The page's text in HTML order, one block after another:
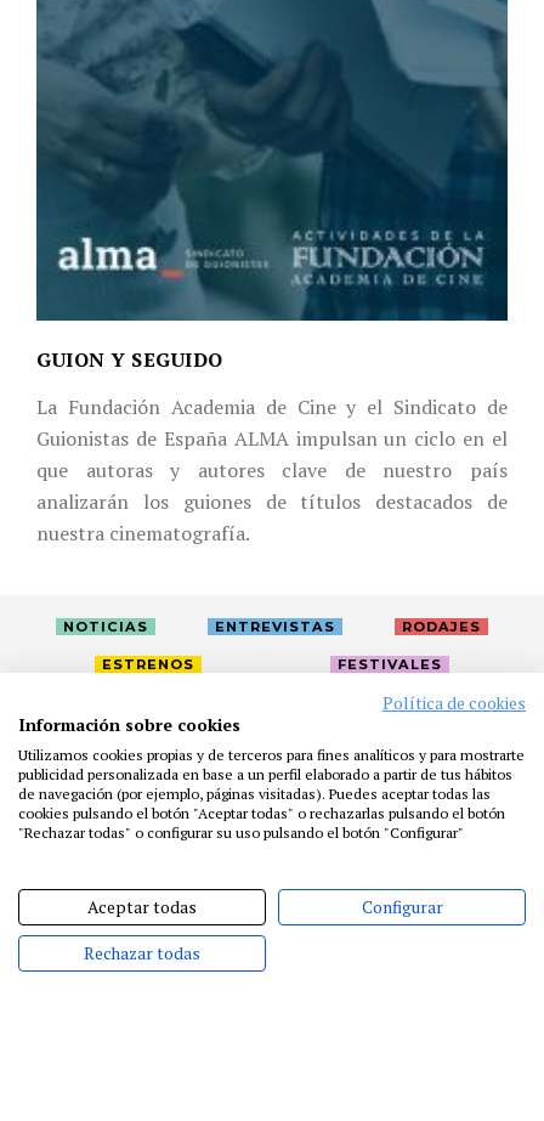
GUION Y SEGUIDO
La Fundación Academia de Cine y el Sindicato de
Guionistas de España ALMA impulsan un ciclo en el
que autoras y autores clave de nuestro país
analizarán los guiones de títulos destacados de
nuestra cinematografía.
NOTICIAS ENTREVISTAS RODAJES
ESTRENOS FESTIVALES
PRENSA
FUNDACIÓN RESIDENCIAS
AYUDAS
BIBLIOTECA
PUBLICACIONES
CONTACTO
Política de cookies
Información sobre cookies
Utilizamos cookies propias y de terceros para fines analíticos y para mostrarte
publicidad personalizada en base a un perfil elaborado a partir de tus hábitos
de navegación (por ejemplo, páginas visitadas). Puedes aceptar todas las
cookies pulsando el botón "Aceptar todas" o rechazarlas pulsando el botón
"Rechazar todas" o configurar su uso pulsando el botón "Configurar"
Aceptar todas Configurar
Rechazar todas